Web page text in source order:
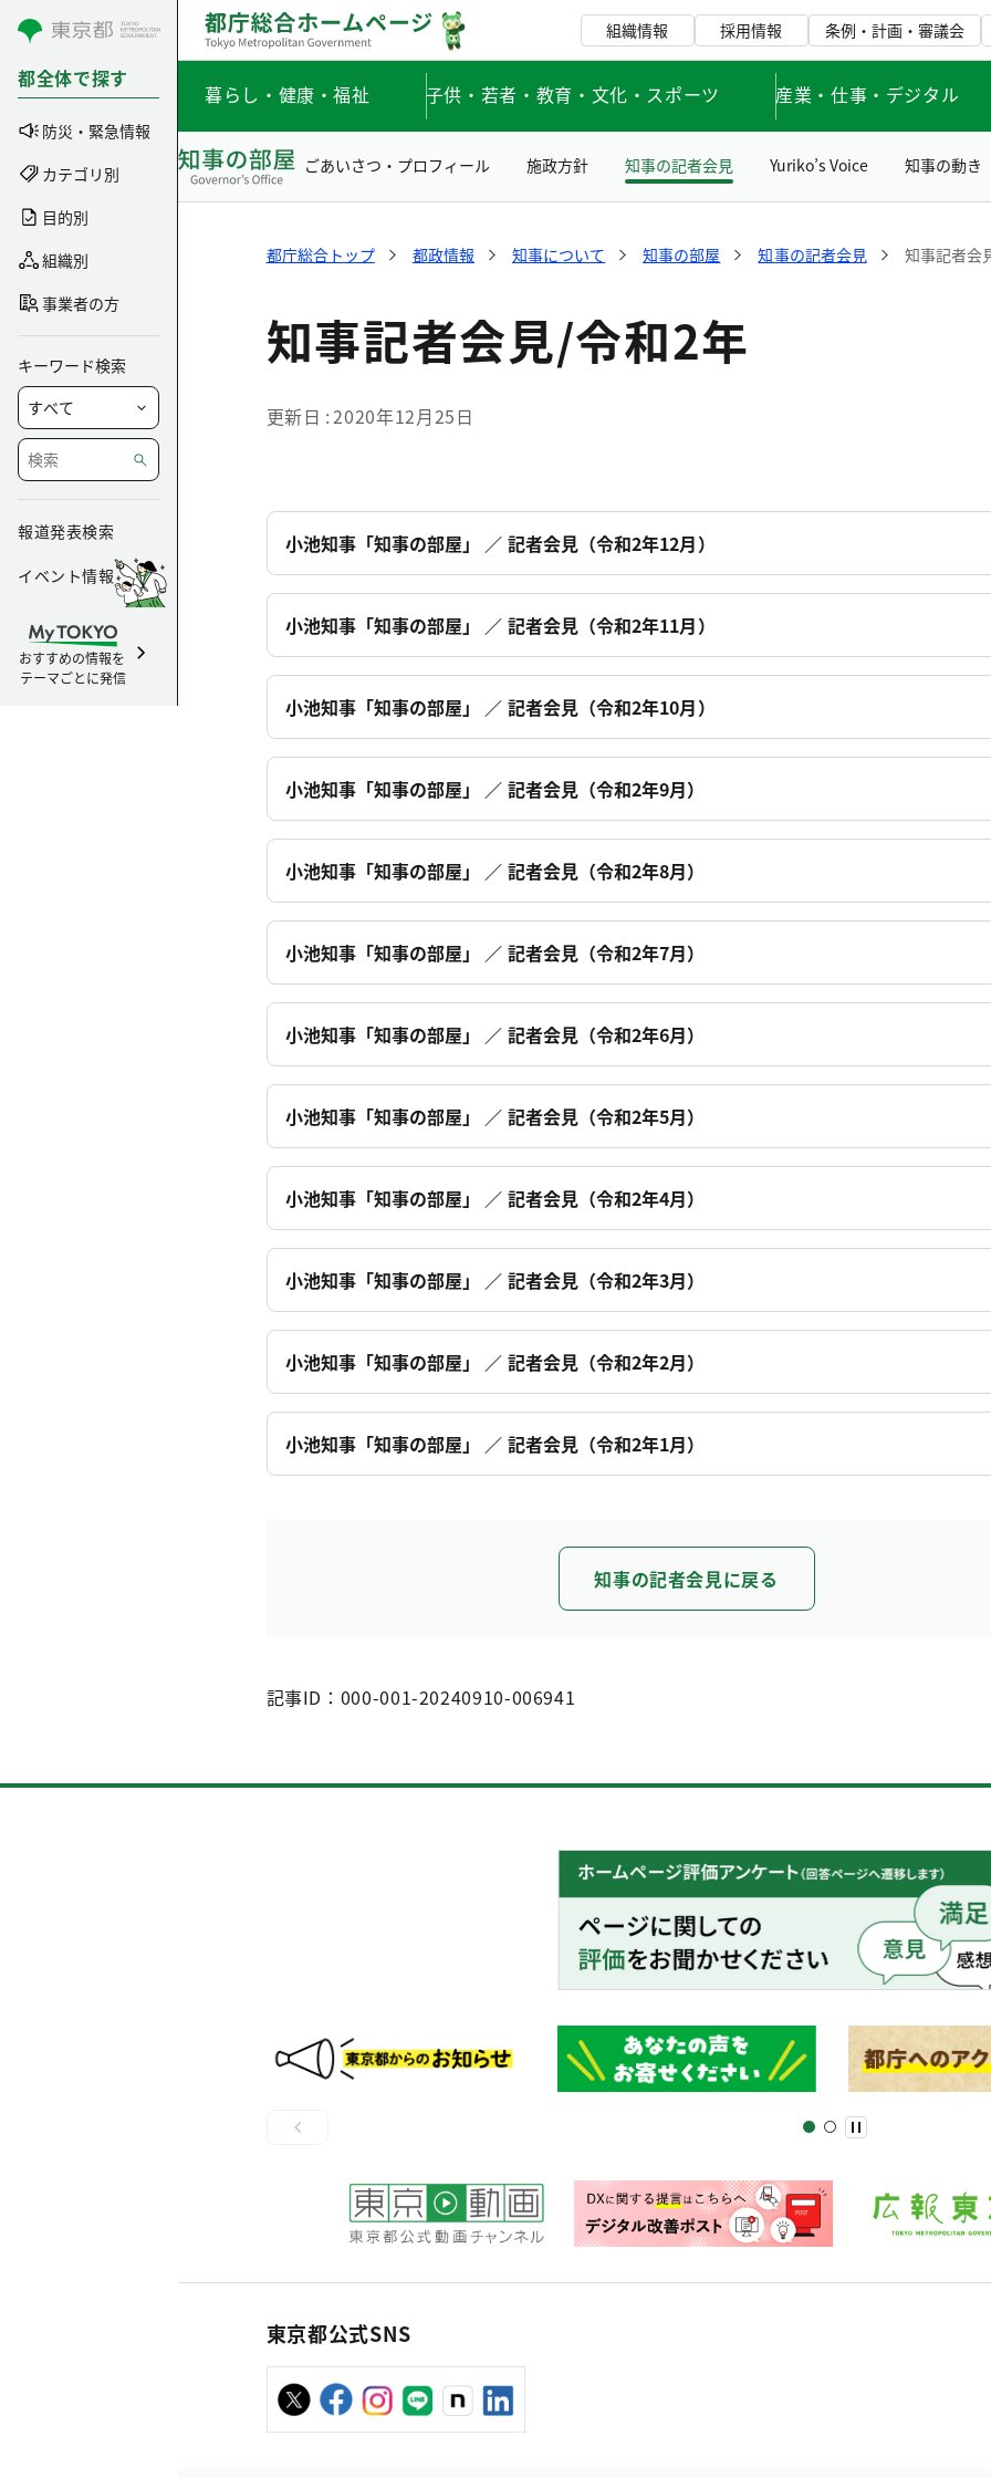
コンテンツにスキップ
都全体で探す
防災・緊急情報
カテゴリ別
目的別
組織別
事業者の方
キーワード検索
報道発表検索
イベント情報
おすすめの情報を
テーマごとに発信
組織情報 採用情報 条例・計画・審議会
暮らし・健康・福祉 子供・若者・教育・文化・スポーツ 産業・仕事・デジタル
ごあいさつ・プロフィール 施政方針 知事の記者会見 Yuriko’s Voice 知事の動き
都庁総合トップ 都政情報 知事について 知事の部屋 知事の記者会見 知事記者会
知事記者会見/令和2年
更新日 2020年12月25日
小池知事「知事の部屋」 ／ 記者会見（令和2年12月）
小池知事「知事の部屋」 ／ 記者会見（令和2年11月）
小池知事「知事の部屋」 ／ 記者会見（令和2年10月）
小池知事「知事の部屋」 ／ 記者会見（令和2年9月）
小池知事「知事の部屋」 ／ 記者会見（令和2年8月）
小池知事「知事の部屋」 ／ 記者会見（令和2年7月）
小池知事「知事の部屋」 ／ 記者会見（令和2年6月）
小池知事「知事の部屋」 ／ 記者会見（令和2年5月）
小池知事「知事の部屋」 ／ 記者会見（令和2年4月）
小池知事「知事の部屋」 ／ 記者会見（令和2年3月）
小池知事「知事の部屋」 ／ 記者会見（令和2年2月）
小池知事「知事の部屋」 ／ 記者会見（令和2年1月）
知事の記者会見に戻る
記事ID：000-001-20240910-006941
東京都公式SNS